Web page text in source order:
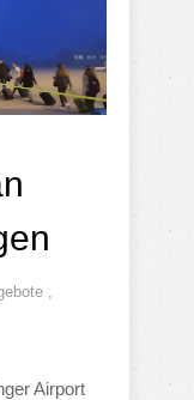
Airport